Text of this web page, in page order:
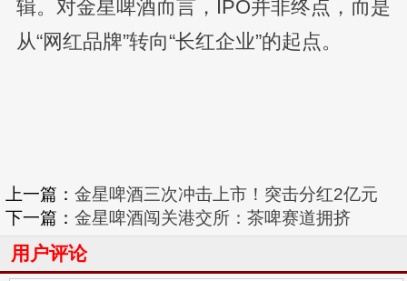
辑。对金星啤酒而言，IPO并非终点，而是
从“网红品牌”转向“长红企业”的起点。
上一篇： 金星啤酒三次冲击上市！突击分红2亿元
下一篇： 金星啤酒闯关港交所：茶啤赛道拥挤
用户评论